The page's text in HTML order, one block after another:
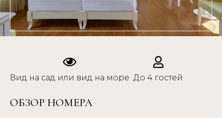
Вид на сад или вид на море До 4 гостей
ОБЗОР НОМЕРА